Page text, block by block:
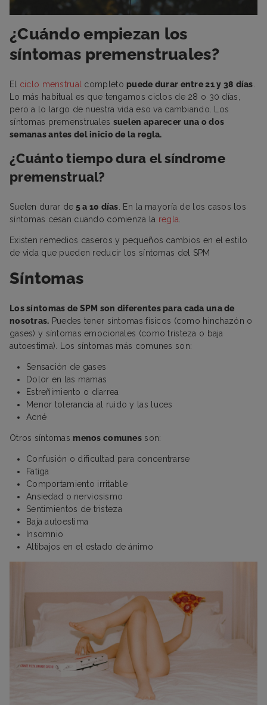
¿Cuándo empiezan los
síntomas premenstruales?
El ciclo menstrual completopuede durar entre 21 y 38 días
Lo más habitual es que tengamos ciclos de 28 o 30 días,
pero a lo largo de nuestra vida eso va cambiando. Los
síntomas premenstruales suelen aparecer una o dos
semanas antes del inicio de la regla.
¿Cuánto tiempo dura el síndrome
premenstrual?
Suelen durar de 5 a 10 días . En la mayoría de los casos los
síntomas cesan cuando comienza la regla
Existen remedios caseros y pequeños cambios en el estilo
de vida que pueden reducir los síntomas del SPM
Síntomas
Los síntomas de SPM son diferentes para cada una de
nosotras. Puedes tener síntomas físicos (como hinchazón o
gases) y síntomas emocionales (como tristeza o baja
autoestima). Los síntomas más comunes son:
Sensación de gases
Dolor en las mamas
Estreñimiento o diarrea
Menor tolerancia al ruido y las luces
Acné
Otros síntomasmenos comunes son:
Confusión o dificultad para concentrarse
Fatiga
Comportamiento irritable
Ansiedad o nerviosismo
Sentimientos de tristeza
Baja autoestima
Insomnio
Altibajos en el estado de ánimo